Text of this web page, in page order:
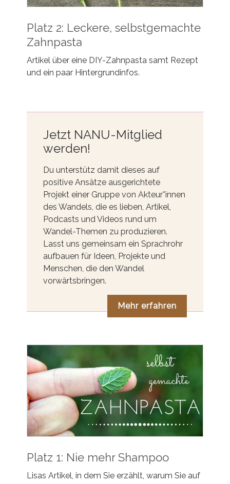
Platz 2: Leckere, selbstgemachte
Zahnpasta
Artikel über eine DIY-Zahnpasta samt Rezept
und ein paar Hintergrundinfos.
Jetzt NANU-Mitglied
werden!
Du unterstütz damit dieses auf
positive Ansätze ausgerichtete
Projekt einer Gruppe von Akteur*innen
des Wandels, die es lieben, Artikel,
Podcasts und Videos rund um
Wandel-Themen zu produzieren.
Lasst uns gemeinsam ein Sprachrohr
aufbauen für Ideen, Projekte und
Menschen, die den Wandel
vorwärtsbringen.
Mehr erfahren
Platz 1: Nie mehr Shampoo
Lisas Artikel, in dem Sie erzählt, warum Sie auf